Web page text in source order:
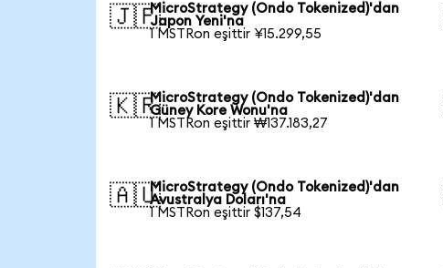
🇯🇵MicroStrategy (Ondo Tokenized)'dan
Japon Yeni'na
1 MSTRon eşittir ¥15.299,55
🇰🇷MicroStrategy (Ondo Tokenized)'dan
Güney Kore Wonu'na
1 MSTRon eşittir ₩137.183,27
🇦🇺MicroStrategy (Ondo Tokenized)'dan
Avustralya Doları'na
1 MSTRon eşittir $137,54